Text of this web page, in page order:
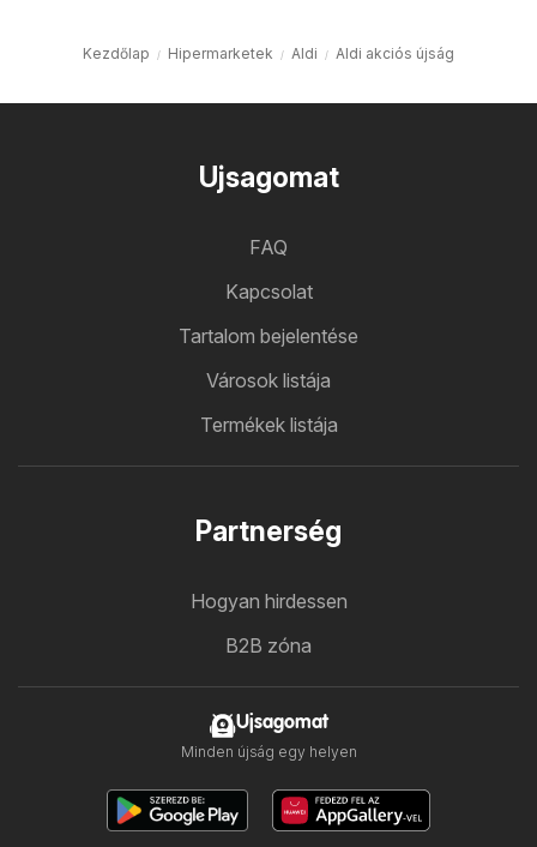
Kezdőlap Hipermarketek Aldi Aldi akciós újság
Ujsagomat
FAQ
Kapcsolat
Tartalom bejelentése
Városok listája
Termékek listája
Partnerség
Hogyan hirdessen
B2B zóna
Ujsagomat
Minden újság egy helyen